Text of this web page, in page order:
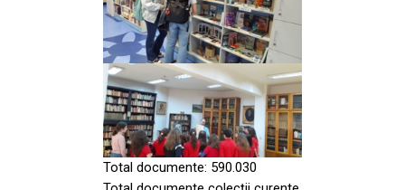
Total documente: 590.030